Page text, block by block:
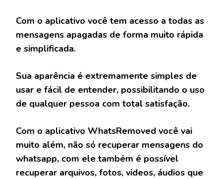
Com o aplicativo você tem acesso a todas as
mensagens apagadas de forma muito rápida
e simplificada.
Sua aparência é extremamente simples de
usar e fácil de entender, possibilitando o uso
de qualquer pessoa com total satisfação.
Com o aplicativo WhatsRemoved você vai
muito além, não só recuperar mensagens do
whatsapp, com ele também é possível
recuperar arquivos, fotos, videos, áudios que